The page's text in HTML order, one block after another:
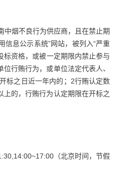
烟不良行为供应商，且在禁止期
信息公示系统”网站，被列入“严重
标资格，或被一定期限内禁止参与
行贿行为，或单位法定代表人、
标之日近一年内的；2行贿认定数
的，行贿行为认定期限在开标之
（北京时间，节假